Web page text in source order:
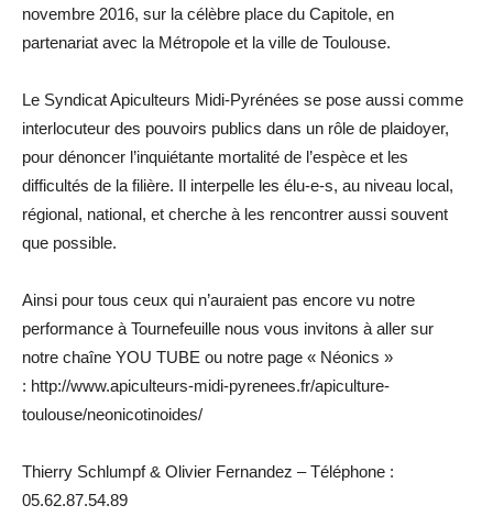
novembre 2016, sur la célèbre place du Capitole, en
partenariat avec la Métropole et la ville de Toulouse.
Le Syndicat Apiculteurs Midi-Pyrénées se pose aussi comme
interlocuteur des pouvoirs publics dans un rôle de plaidoyer,
pour dénoncer l’inquiétante mortalité de l’espèce et les
difficultés de la filière. Il interpelle les élu-e-s, au niveau local,
régional, national, et cherche à les rencontrer aussi souvent
que possible.
Ainsi pour tous ceux qui n’auraient pas encore vu notre
performance à Tournefeuille nous vous invitons à aller sur
notre chaîne YOU TUBE ou notre page « Néonics »
: http://www.apiculteurs-midi-pyrenees.fr/apiculture-
toulouse/neonicotinoides/
Thierry Schlumpf & Olivier Fernandez – Téléphone :
05.62.87.54.89